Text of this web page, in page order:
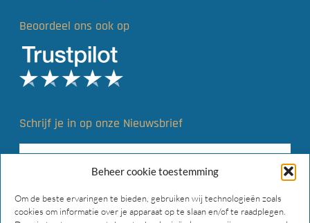
Beheer cookie toestemming
Om de beste ervaringen te bieden, gebruiken wij technologieën zoals
cookies om informatie over je apparaat op te slaan en/of te raadplegen.
Beoordeel ons ook op
Schrijf je in op onze Nieuwsbrief